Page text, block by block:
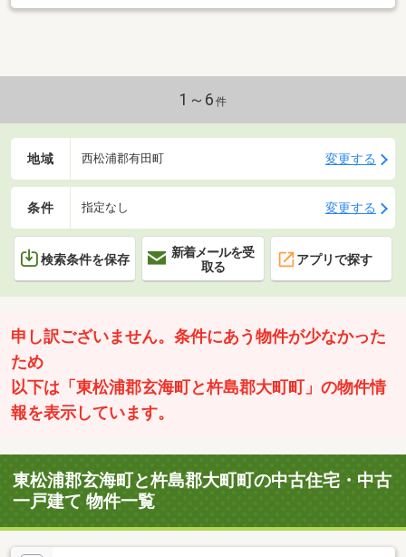
キッチン交換、ユニットバス交換、トイレ交換、洗面化粧台交換
別途費用）、条件により住宅ローン減税や不動産取得税減税の対
象になります・シロアリ防除工事施工後5年間保証・新品の照明器
1～6 件
地域 西松浦郡有田町 変更する
条件 指定なし 変更する
検索条件を保存
新着メールを受
取る
アプリで探す
申し訳ございません。条件にあう物件が少なかった
ため
以下は「東松浦郡玄海町と杵島郡大町町」の物件情
報を表示しています。
東松浦郡玄海町と杵島郡大町町の中古住宅・中古
一戸建て 物件一覧